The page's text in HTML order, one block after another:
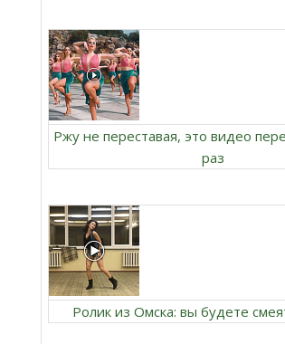
Ржу не переставая, это видео
раз
Ролик из Омска: вы будете